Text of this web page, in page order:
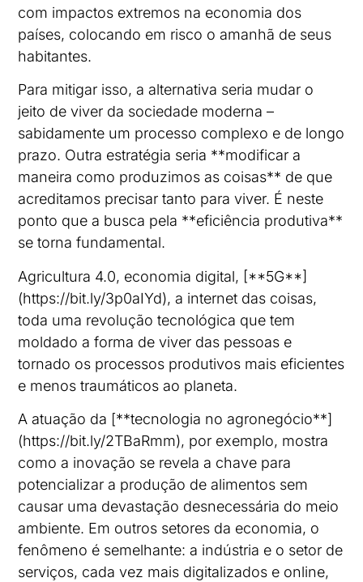
com impactos extremos na economia dos
países, colocando em risco o amanhã de seus
habitantes.
Para mitigar isso, a alternativa seria mudar o
jeito de viver da sociedade moderna –
sabidamente um processo complexo e de longo
prazo. Outra estratégia seria **modificar a
maneira como produzimos as coisas** de que
acreditamos precisar tanto para viver. É neste
ponto que a busca pela **eficiência produtiva**
se torna fundamental.
Agricultura 4.0, economia digital, [**5G**]
(https://bit.ly/3p0aIYd), a internet das coisas,
toda uma revolução tecnológica que tem
moldado a forma de viver das pessoas e
tornado os processos produtivos mais eficientes
e menos traumáticos ao planeta.
A atuação da [**tecnologia no agronegócio**]
(https://bit.ly/2TBaRmm), por exemplo, mostra
como a inovação se revela a chave para
potencializar a produção de alimentos sem
causar uma devastação desnecessária do meio
ambiente. Em outros setores da economia, o
fenômeno é semelhante: a indústria e o setor de
serviços, cada vez mais digitalizados e online,